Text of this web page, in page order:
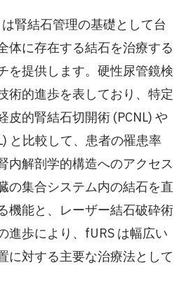
腎結石管理の基礎として台
体に存在する結石を治療する
を提供します。硬性尿管鏡検
術的進歩を表しており、特定
皮的腎結石切開術 (PCNL) や
と比較して、患者の罹患率
内解剖学的構造へのアクセス
の集合システム内の結石を直
機能と、レーザー結石破砕術
進歩により、fURS は幅広い
に対する主要な治療法として